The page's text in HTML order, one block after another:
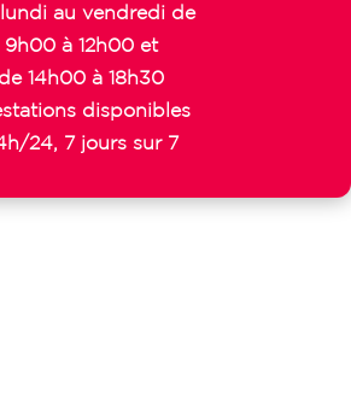
au vendredi de
9h00 à 12h00 et
de 14h00 à 18h30
disponibles
24, 7 jours sur 7